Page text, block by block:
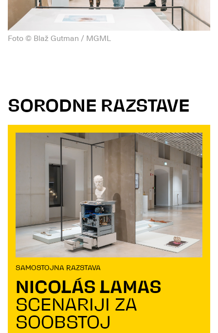
Foto © Blaž Gutman / MGML
SORODNE RAZSTAVE
SAMOSTOJNA RAZSTAVA
NICOLÁS LAMAS
SCENARIJI ZA
SOOBSTOJ